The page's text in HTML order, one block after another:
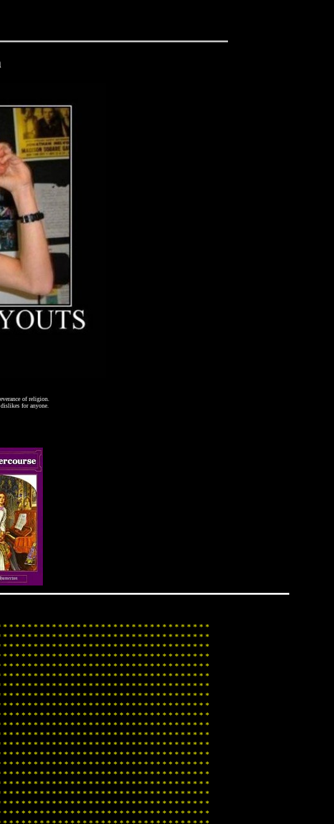
of religion.
for anyone.
* * * * * * * * * * * * * * * * * * * * * * * * * * * * * * * * * *
* * * * * * * * * * * * * * * * * * * * * * * * * * * * * * * * * *
* * * * * * * * * * * * * * * * * * * * * * * * * * * * * * * * * *
* * * * * * * * * * * * * * * * * * * * * * * * * * * * * * * * * *
* * * * * * * * * * * * * * * * * * * * * * * * * * * * * * * * * *
* * * * * * * * * * * * * * * * * * * * * * * * * * * * * * * * * *
* * * * * * * * * * * * * * * * * * * * * * * * * * * * * * * * * *
* * * * * * * * * * * * * * * * * * * * * * * * * * * * * * * * * *
* * * * * * * * * * * * * * * * * * * * * * * * * * * * * * * * * *
* * * * * * * * * * * * * * * * * * * * * * * * * * * * * * * * * *
* * * * * * * * * * * * * * * * * * * * * * * * * * * * * * * * * *
* * * * * * * * * * * * * * * * * * * * * * * * * * * * * * * * * *
* * * * * * * * * * * * * * * * * * * * * * * * * * * * * * * * * *
* * * * * * * * * * * * * * * * * * * * * * * * * * * * * * * * * *
* * * * * * * * * * * * * * * * * * * * * * * * * * * * * * * * * *
* * * * * * * * * * * * * * * * * * * * * * * * * * * * * * * * * *
* * * * * * * * * * * * * * * * * * * * * * * * * * * * * * * * * *
* * * * * * * * * * * * * * * * * * * * * * * * * * * * * * * * * *
* * * * * * * * * * * * * * * * * * * * * * * * * * * * * * * * * *
* * * * * * * * * * * * * * * * * * * * * * * * * * * * * * * * * *